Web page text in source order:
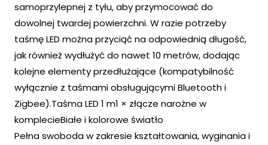
samoprzylepnej z tyłu, aby przymocować do
dowolnej twardej powierzchni. W razie potrzeby
taśmę LED można przyciąć na odpowiednią długość,
jak również wydłużyć do nawet 10 metrów, dodając
kolejne elementy przedłużające (kompatybilność
wyłącznie z taśmami obsługującymi Bluetooth i
Zigbee).Taśma LED 1 m1 × złącze narożne w
komplecieBiałe i kolorowe światło
Pełna swoboda w zakresie kształtowania, wyginania i